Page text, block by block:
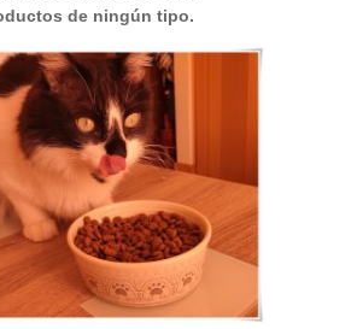
de ningún tipo.